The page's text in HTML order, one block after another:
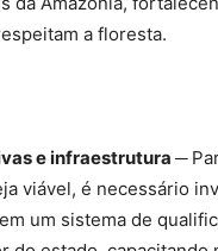
a floresta.
e infraestrutura ─
viável, é necessário
um sistema de